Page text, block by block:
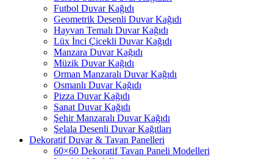
Futbol Duvar Kağıdı
Geometrik Desenli Duvar Kağıdı
Hayvan Temalı Duvar Kağıdı
Lüx İnci Çicekli Duvar Kağıdı
Manzara Duvar Kağıdı
Müzik Duvar Kağıdı
Orman Manzaralı Duvar Kağıdı
Osmanlı Duvar Kağıdı
Pizza Duvar Kağıdı
Sanat Duvar Kağıdı
Şehir Manzaralı Duvar Kağıdı
Şelala Desenli Duvar Kağıtları
Dekoratif Duvar & Tavan Panelleri
60×60 Dekoratif Tavan Paneli Modelleri